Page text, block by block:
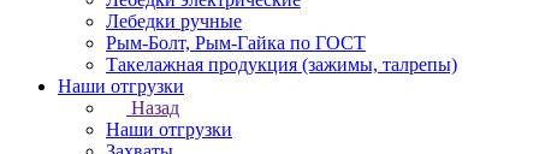
Лебедки ручные
Рым-Болт, Рым-Гайка по ГОСТ
Такелажная продукция (зажимы, талрепы)
Наши отгрузки
Назад
Наши отгрузки